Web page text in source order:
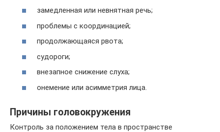
замедленная или невнятная речь;
проблемы с координацией;
продолжающаяся рвота;
судороги;
внезапное снижение слуха;
онемение или асимметрия лица.
Причины головокружения
Контроль за положением тела в пространстве